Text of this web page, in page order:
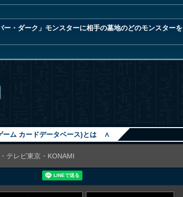
・ダーク」モンスターに相手の墓地のどのモンスターを
ム カードデータベース)とは ∧
テレビ東京・KONAMI